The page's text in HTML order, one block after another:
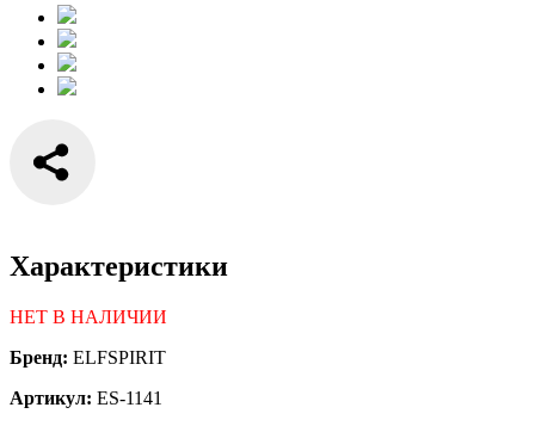
Характеристики
НЕТ В НАЛИЧИИ
Бренд: ELFSPIRIT
Артикул: ES-1141